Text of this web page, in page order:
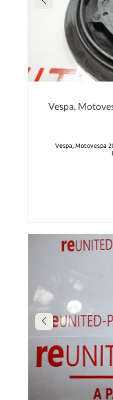
Vespa,
Vespa, Motovespa